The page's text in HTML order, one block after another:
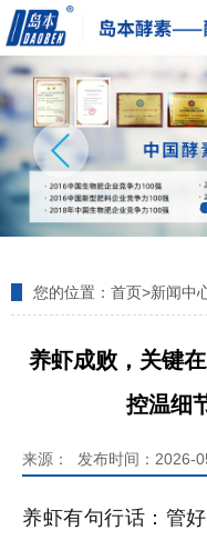
您的位置： 首页>新闻中
养虾成败，关键
控温细
来源： 发布时间：2026-
养虾有句行话：管